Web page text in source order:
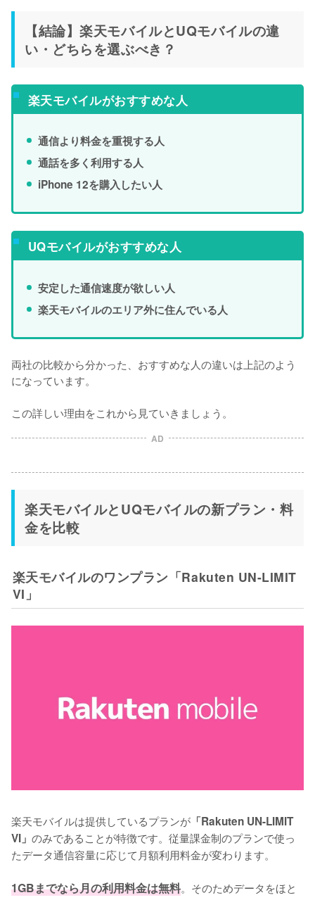
【結論】楽天モバイルとUQモバイルの違
い・どちらを選ぶべき？
楽天モバイルがおすすめな人
通信より料金を重視する人
通話を多く利用する人
iPhone 12を購入したい人
UQモバイルがおすすめな人
安定した通信速度が欲しい人
楽天モバイルのエリア外に住んでいる人
両社の比較から分かった、おすすめな人の違いは上記のよう
になっています。
この詳しい理由をこれから見ていきましょう。
AD
楽天モバイルとUQモバイルの新プラン・料
金を比較
楽天モバイルのワンプラン「Rakuten UN-LIMIT
VI」
楽天モバイルは提供しているプランが 「Rakuten UN-LIMIT
VI」 のみであることが特徴です。従量課金制のプランで使っ
たデータ通信容量に応じて月額利用料金が変わります。
1GBまでなら月の利用料金は無料。そのためデータをほと